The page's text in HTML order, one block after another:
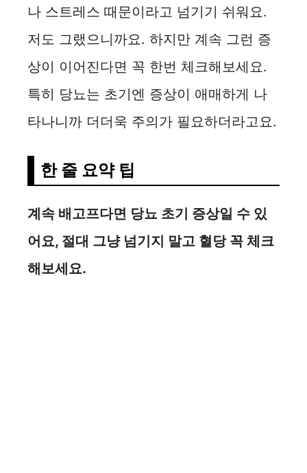
나 스트레스 때문이라고 넘기기 쉬워요.
저도 그랬으니까요. 하지만 계속 그런 증
상이 이어진다면 꼭 한번 체크해보세요.
특히 당뇨는 초기엔 증상이 애매하게 나
타나니까 더더욱 주의가 필요하더라고요.
한 줄 요약 팁
계속 배고프다면 당뇨 초기 증상일 수 있
어요, 절대 그냥 넘기지 말고 혈당 꼭 체크
해보세요.